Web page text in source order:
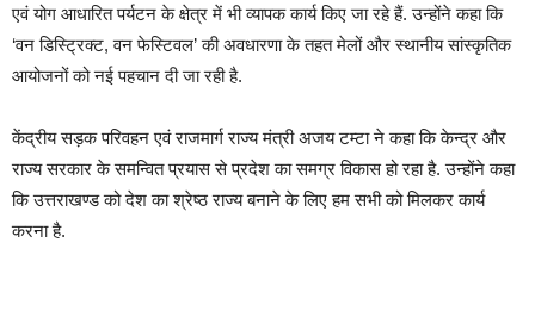
एवं योग आधारित पर्यटन के क्षेत्र में भी व्यापक कार्य किए जा रहे हैं. उन्होंने कहा कि
‘वन डिस्ट्रिक्ट, वन फेस्टिवल’ की अवधारणा के तहत मेलों और स्थानीय सांस्कृतिक
आयोजनों को नई पहचान दी जा रही है.
केंद्रीय सड़क परिवहन एवं राजमार्ग राज्य मंत्री अजय टम्टा ने कहा कि केन्द्र और
राज्य सरकार के समन्वित प्रयास से प्रदेश का समग्र विकास हो रहा है. उन्होंने कहा
कि उत्तराखण्ड को देश का श्रेष्ठ राज्य बनाने के लिए हम सभी को मिलकर कार्य
करना है.